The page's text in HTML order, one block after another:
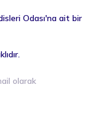
Odası'na ait bir
olarak